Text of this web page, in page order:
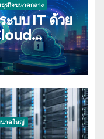
รกิจขนาดกลาง
ะบบ IT ด้วย
นาดใหญ่